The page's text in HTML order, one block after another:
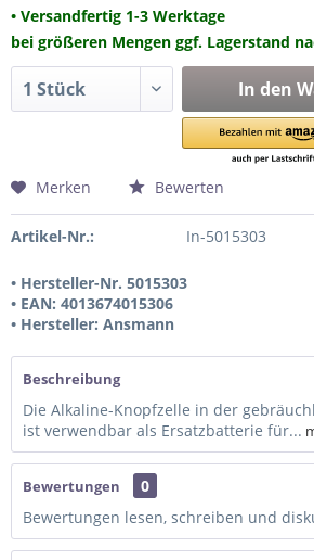
• Versandfertig 1-3 Werktage
bei größeren Mengen ggf. Lagerstand
In den
Merken Bewerten
Artikel-Nr.: In-5015303
• Hersteller-Nr. 5015303
• EAN: 4013674015306
• Hersteller: Ansmann
Beschreibung
Die Alkaline-Knopfzelle in der
ist verwendbar als Ersatzbatterie für...
Bewertungen
0
Bewertungen lesen, schreiben und